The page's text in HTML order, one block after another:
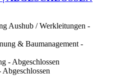
Aushub / Werkleitungen -
& Baumanagement -
- Abgeschlossen